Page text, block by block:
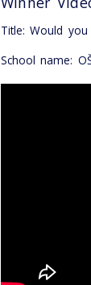
Title: Would
School name: